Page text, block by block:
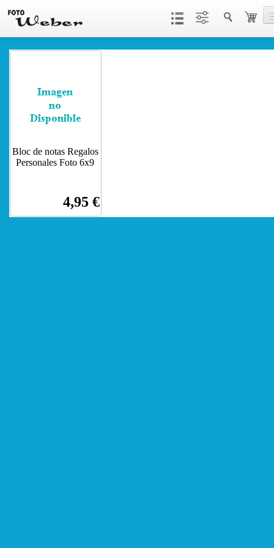
Servicios
Contacto
Bloc de notas Regalos
Personales Foto 6x9
4,95 €